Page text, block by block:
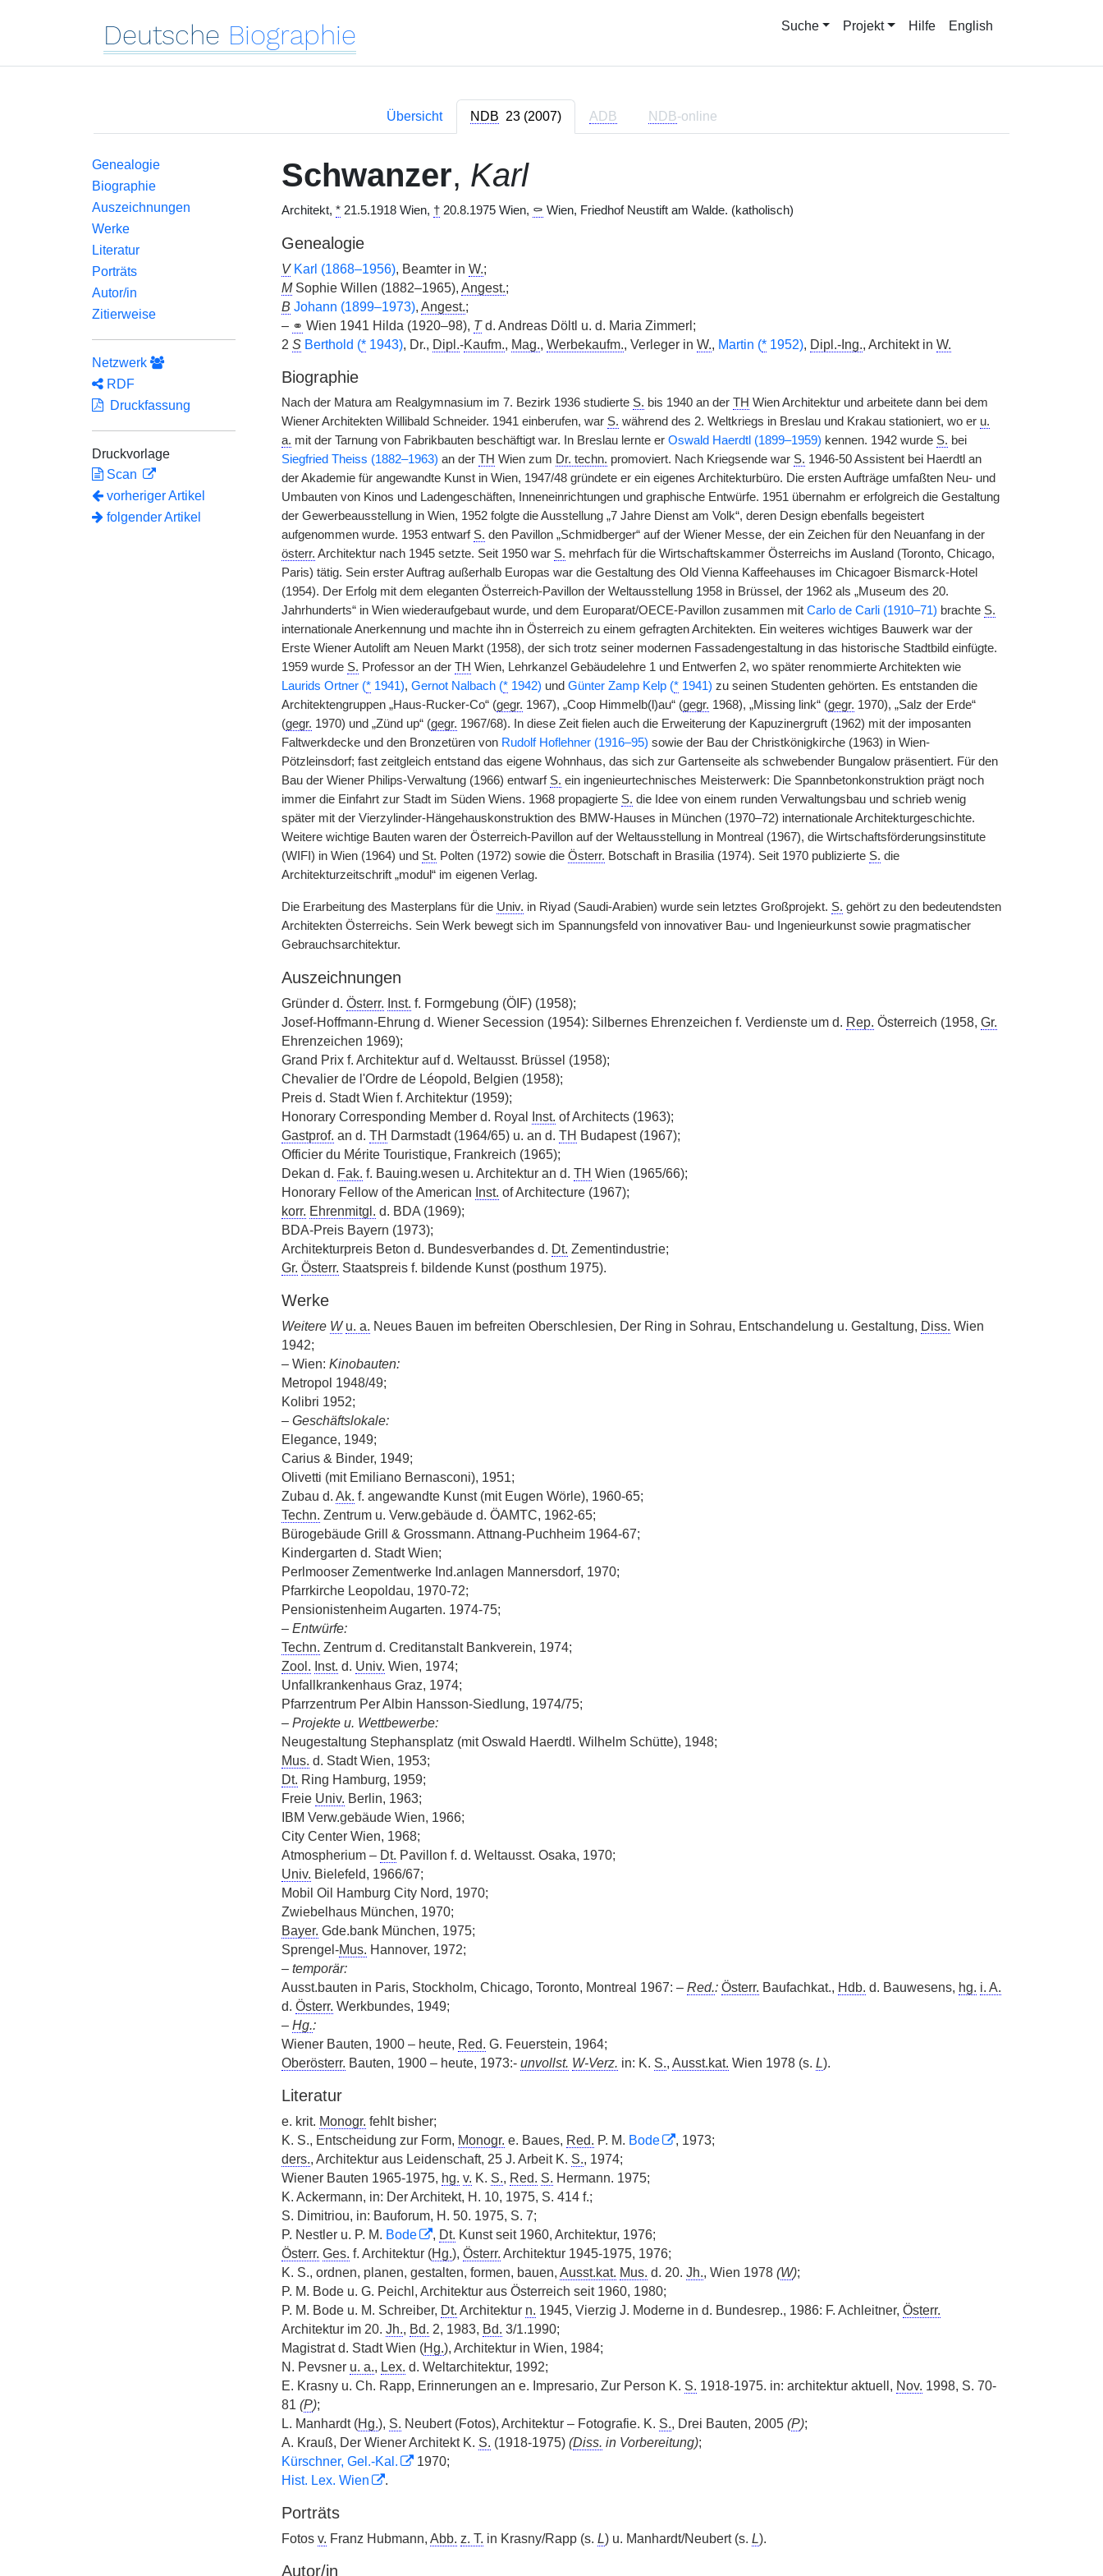
Deutsche Biographie Suche Projekt Hilfe English
Übersicht NDB 23 (2007) ADB NDB-online
Genealogie
Biographie
Auszeichnungen
Werke
Literatur
Porträts
Autor/in
Zitierweise
Netzwerk
RDF
Druckfassung
Druckvorlage
Scan
vorheriger Artikel
folgender Artikel
Schwanzer, Karl
Architekt, *21.5.1918 Wien, †20.8.1975 Wien, ⚰ Wien, Friedhof Neustift am Walde. (katholisch)
Genealogie
V Karl (1868–1956), Beamter in W.;
MSophie Willen (1882–1965), Angest.;
B Johann (1899–1973), Angest.;
– ⚭ Wien 1941 Hilda (1920–98), Td. Andreas Döltl u. d. Maria Zimmerl;
2 S Berthold (*1943), Dr., Dipl.-Kaufm., Mag., Werbekaufm., Verleger in W., Martin (*1952), Dipl.-Ing., Architekt in W.
Biographie
Nach der Matura am Realgymnasium im 7. Bezirk 1936 studierte S. bis 1940 an der TH Wien Architektur und arbeitete dann bei dem
Wiener Architekten Willibald Schneider. 1941 einberufen, war S. während des 2. Weltkriegs in Breslau und Krakau stationiert, wo er u.
a. mit der Tarnung von Fabrikbauten beschäftigt war. In Breslau lernte er Oswald Haerdtl (1899–1959) kennen. 1942 wurde S. bei
Siegfried Theiss (1882–1963) an der TH Wien zum Dr. techn. promoviert. Nach Kriegsende war S. 1946-50 Assistent bei Haerdtl an
der Akademie für angewandte Kunst in Wien, 1947/48 gründete er ein eigenes Architekturbüro. Die ersten Aufträge umfaßten Neu- und
Umbauten von Kinos und Ladengeschäften, Inneneinrichtungen und graphische Entwürfe. 1951 übernahm er erfolgreich die Gestaltung
der Gewerbeausstellung in Wien, 1952 folgte die Ausstellung „7 Jahre Dienst am Volk“, deren Design ebenfalls begeistert
aufgenommen wurde. 1953 entwarf S. den Pavillon „Schmidberger“ auf der Wiener Messe, der ein Zeichen für den Neuanfang in der
österr. Architektur nach 1945 setzte. Seit 1950 war S. mehrfach für die Wirtschaftskammer Österreichs im Ausland (Toronto, Chicago,
Paris) tätig. Sein erster Auftrag außerhalb Europas war die Gestaltung des Old Vienna Kaffeehauses im Chicagoer Bismarck-Hotel
(1954). Der Erfolg mit dem eleganten Österreich-Pavillon der Weltausstellung 1958 in Brüssel, der 1962 als „Museum des 20.
Jahrhunderts“ in Wien wiederaufgebaut wurde, und dem Europarat/OECE-Pavillon zusammen mit Carlo de Carli (1910–71) brachte S.
internationale Anerkennung und machte ihn in Österreich zu einem gefragten Architekten. Ein weiteres wichtiges Bauwerk war der
Erste Wiener Autolift am Neuen Markt (1958), der sich trotz seiner modernen Fassadengestaltung in das historische Stadtbild einfügte.
1959 wurde S. Professor an der TH Wien, Lehrkanzel Gebäudelehre 1 und Entwerfen 2, wo später renommierte Architekten wie
Laurids Ortner (*1941), Gernot Nalbach (*1942) und Günter Zamp Kelp (*1941) zu seinen Studenten gehörten. Es entstanden die
Architektengruppen „Haus-Rucker-Co“ (gegr. 1967), „Coop Himmelb(l)au“ (gegr. 1968), „Missing link“ (gegr. 1970), „Salz der Erde“
(gegr. 1970) und „Zünd up“ (gegr. 1967/68). In diese Zeit fielen auch die Erweiterung der Kapuzinergruft (1962) mit der imposanten
Faltwerkdecke und den Bronzetüren von Rudolf Hoflehner (1916–95) sowie der Bau der Christkönigkirche (1963) in Wien-
Pötzleinsdorf; fast zeitgleich entstand das eigene Wohnhaus, das sich zur Gartenseite als schwebender Bungalow präsentiert. Für den
Bau der Wiener Philips-Verwaltung (1966) entwarf S. ein ingenieurtechnisches Meisterwerk: Die Spannbetonkonstruktion prägt noch
immer die Einfahrt zur Stadt im Süden Wiens. 1968 propagierte S. die Idee von einem runden Verwaltungsbau und schrieb wenig
später mit der Vierzylinder-Hängehauskonstruktion des BMW-Hauses in München (1970–72) internationale Architekturgeschichte.
Weitere wichtige Bauten waren der Österreich-Pavillon auf der Weltausstellung in Montreal (1967), die Wirtschaftsförderungsinstitute
(WIFI) in Wien (1964) und St. Polten (1972) sowie die Österr. Botschaft in Brasilia (1974). Seit 1970 publizierte S. die
Architekturzeitschrift „modul“ im eigenen Verlag.
Die Erarbeitung des Masterplans für die Univ. in Riyad (Saudi-Arabien) wurde sein letztes Großprojekt. S. gehört zu den bedeutendsten
Architekten Österreichs. Sein Werk bewegt sich im Spannungsfeld von innovativer Bau- und Ingenieurkunst sowie pragmatischer
Gebrauchsarchitektur.
Auszeichnungen
Gründer d. Österr. Inst. f. Formgebung (ÖIF) (1958);
Josef-Hoffmann-Ehrung d. Wiener Secession (1954): Silbernes Ehrenzeichen f. Verdienste| um d. Rep. Österreich (1958, Gr.
Ehrenzeichen 1969);
Grand Prix f. Architektur auf d. Weltausst. Brüssel (1958);
Chevalier de l'Ordre de Léopold, Belgien (1958);
Preis d. Stadt Wien f. Architektur (1959);
Honorary Corresponding Member d. Royal
Inst. of Architects (1963);
Gastprof. an d. TH Darmstadt (1964/65) u. an d. TH Budapest (1967);
Officier du Mérite Touristique, Frankreich (1965);
Dekan d. Fak. f. Bauing.wesen u. Architektur an d. TH Wien (1965/66);
Honorary Fellow of the American Inst. of Architecture (1967);
korr. Ehrenmitgl. d. BDA (1969);
BDA-Preis Bayern (1973);
Architekturpreis Beton d. Bundesverbandes d. Dt. Zementindustrie;
Gr. Österr. Staatspreis f. bildende Kunst (posthum 1975).
Werke
Weitere W u. a. Neues Bauen im befreiten Oberschlesien, Der Ring in Sohrau, Entschandelung u. Gestaltung, Diss. Wien
1942;
– Wien: Kinobauten:
Metropol 1948/49;
Kolibri 1952;
– Geschäftslokale:
Elegance, 1949;
Carius & Binder, 1949;
Olivetti (mit Emiliano Bernasconi), 1951;
Zubau d. Ak. f. angewandte Kunst (mit Eugen Wörle), 1960-65;
Techn. Zentrum u. Verw.gebäude d. ÖAMTC, 1962-65;
Bürogebäude Grill & Grossmann. Attnang-Puchheim 1964-67;
Kindergarten d. Stadt Wien;
Perlmooser Zementwerke Ind.anlagen Mannersdorf, 1970;
Pfarrkirche Leopoldau, 1970-72;
Pensionistenheim Augarten. 1974-75;
– Entwürfe:
Techn. Zentrum d. Creditanstalt Bankverein, 1974;
Zool. Inst. d. Univ. Wien, 1974;
Unfallkrankenhaus Graz, 1974;
Pfarrzentrum Per Albin Hansson-Siedlung, 1974/75;
– Projekte u. Wettbewerbe:
Neugestaltung Stephansplatz (mit Oswald Haerdtl. Wilhelm Schütte), 1948;
Mus. d. Stadt Wien, 1953;
Dt. Ring Hamburg, 1959;
Freie Univ. Berlin, 1963;
IBM Verw.gebäude Wien, 1966;
City Center Wien, 1968;
Atmospherium – Dt. Pavillon f. d. Weltausst. Osaka, 1970;
Univ. Bielefeld, 1966/67;
Mobil Oil Hamburg City Nord, 1970;
Zwiebelhaus München, 1970;
Bayer. Gde.bank München, 1975;
Sprengel-Mus. Hannover, 1972;
– temporär:
Ausst.bauten in Paris, Stockholm, Chicago, Toronto, Montreal 1967: – Red.: Österr. Baufachkat., Hdb. d. Bauwesens, hg. i. A.
d. Österr. Werkbundes, 1949;
– Hg.:
Wiener Bauten, 1900 – heute, Red. G. Feuerstein, 1964;
Oberösterr. Bauten, 1900 – heute, 1973:- unvollst. W-Verz. in: K. S., Ausst.kat. Wien 1978 (s. L).
Literatur
e. krit. Monogr. fehlt bisher;
K. S., Entscheidung zur Form, Monogr. e. Baues, Red. P. M. Bode
, 1973;
ders., Architektur aus Leidenschaft, 25 J. Arbeit K. S., 1974;
Wiener Bauten 1965-1975, hg. v. K. S., Red. S. Hermann. 1975;
K. Ackermann, in: Der Architekt, H. 10, 1975, S. 414 f.;
S. Dimitriou, in: Bauforum, H. 50. 1975, S. 7;
P. Nestler u. P. M. Bode , Dt. Kunst seit 1960, Architektur, 1976;
Österr. Ges. f. Architektur (Hg.), Österr. Architektur 1945-1975, 1976;
K. S., ordnen, planen, gestalten, formen, bauen, Ausst.kat. Mus. d. 20. Jh., Wien 1978 (W);
P. M. Bode u. G. Peichl, Architektur aus Österreich seit 1960, 1980;
P. M. Bode u. M. Schreiber, Dt. Architektur n. 1945, Vierzig J. Moderne in d. Bundesrep., 1986: F. Achleitner, Österr.
Architektur im 20. Jh., Bd. 2, 1983, Bd. 3/1.1990;
Magistrat d. Stadt Wien (Hg.), Architektur in Wien, 1984;
N. Pevsner u. a., Lex. d. Weltarchitektur, 1992;
E. Krasny u. Ch. Rapp, Erinnerungen an e. Impresario, Zur Person K. S. 1918-1975. in: architektur aktuell, Nov. 1998, S. 70-
81 (P);
L. Manhardt (Hg.), S. Neubert (Fotos), Architektur – Fotografie. K. S., Drei Bauten, 2005 (P);
A. Krauß, Der Wiener Architekt K. S. (1918-1975) (Diss. in Vorbereitung);
Kürschner, Gel.-Kal.
1970;
Hist. Lex. Wien
.
Porträts
Fotos v. Franz Hubmann, Abb. z. T. in Krasny/Rapp (s. L) u. Manhardt/Neubert (s. L).
Autor/in